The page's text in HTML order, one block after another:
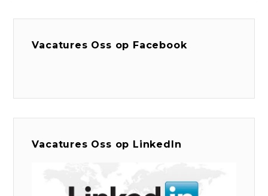
Vacatures Oss op Facebook
Vacatures Oss op LinkedIn